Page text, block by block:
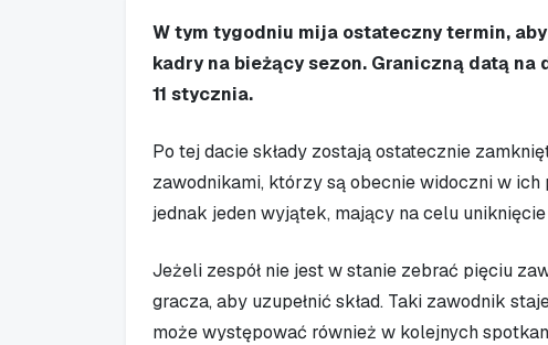
W tym tygodniu mija ostateczny termin,
kadry na bieżący sezon. Graniczną datą
11 stycznia.
Po tej dacie składy zostają ostatecznie
zawodnikami, którzy są obecnie widoczni w ich
jednak jeden wyjątek, mający na celu
Jeżeli zespół nie jest w stanie zebrać pięciu
gracza, aby uzupełnić skład. Taki zawodnik
może występować również w kolejnych